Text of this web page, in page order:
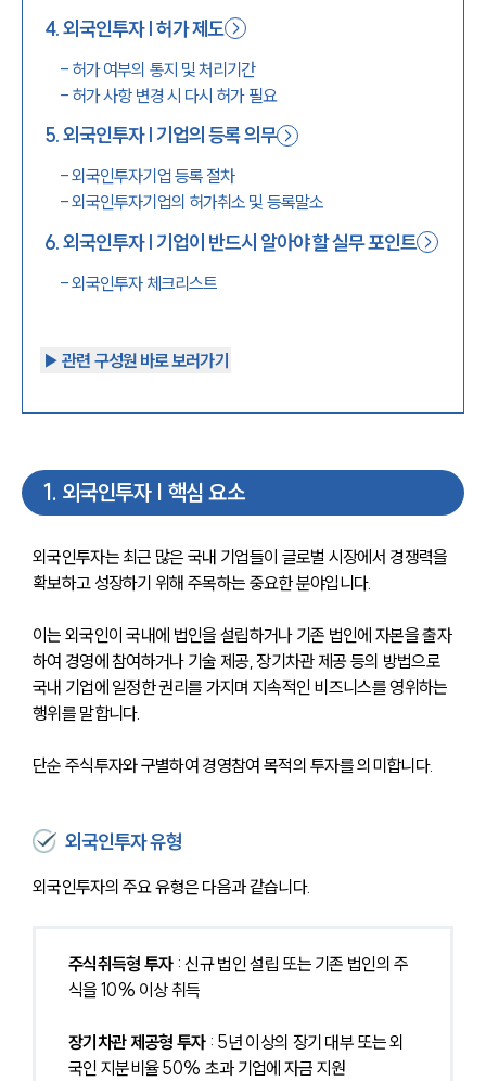
4.외국인투자 | 허가 제도
- 허가 여부의 통지 및 처리기간
- 허가 사항 변경 시 다시 허가 필요
5.외국인투자 | 기업의 등록 의무
-외국인투자기업 등록 절차
-외국인투자기업의 허가취소 및 등록말소
6.외국인투자 | 기업이 반드시 알아야 할 실무 포인트
-외국인투자 체크리스트
▶︎ 관련 구성원 바로 보러가기
1. 외국인투자 | 핵심 요소
외국인투자는 최근 많은 국내 기업들이 글로벌 시장에서 경쟁력을
확보하고 성장하기 위해 주목하는 중요한 분야입니다.
이는 외국인이 국내에 법인을 설립하거나 기존 법인에 자본을 출자
하여 경영에 참여하거나 기술 제공, 장기차관 제공 등의 방법으로
국내 기업에 일정한 권리를 가지며 지속적인 비즈니스를 영위하는
행위를 말합니다.
단순 주식투자와 구별하여 경영참여 목적의 투자를 의미합니다.
외국인투자 유형
외국인투자의 주요 유형은 다음과 같습니다.
주식취득형 투자 : 신규 법인 설립 또는 기존 법인의 주
식을 10% 이상 취득
장기차관 제공형 투자 : 5년 이상의 장기 대부 또는 외
국인 지분비율 50% 초과 기업에 자금 지원